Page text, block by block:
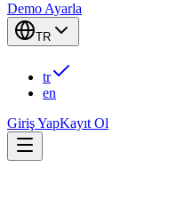
Demo Ayarla
TR
tr
en
Giriş YapKayıt Ol